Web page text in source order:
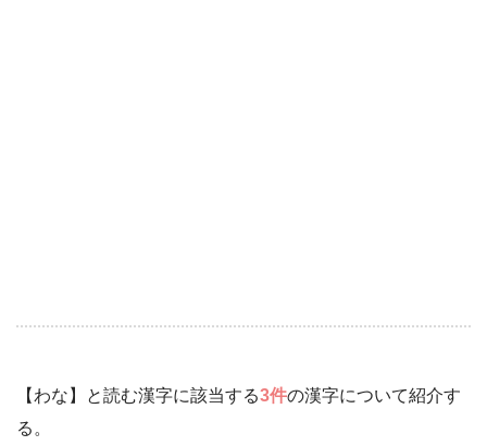
【わな】と読む漢字に該当する3件の漢字について紹介す
る。